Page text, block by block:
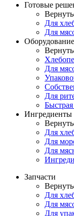
Готовые
Для
Для
Оборудование
Для
Для
Быстрая
Ингредиенты
Для
Для
Для
Запчасти
Для
Для
Для